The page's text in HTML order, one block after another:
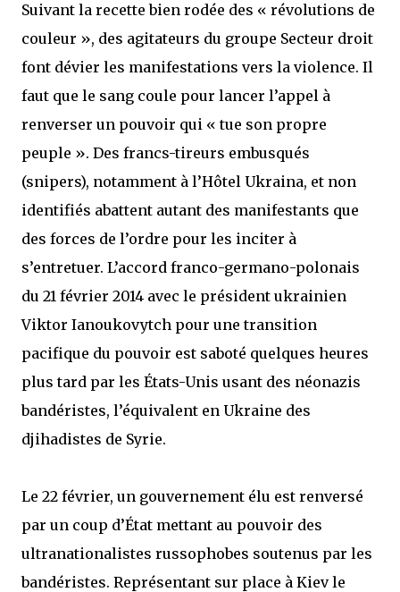
Suivant la recette bien rodée des « révolutions de
couleur », des agitateurs du groupe Secteur droit
font dévier les manifestations vers la violence. Il
faut que le sang coule pour lancer l’appel à
renverser un pouvoir qui « tue son propre
peuple ». Des francs-tireurs embusqués
(snipers), notamment à l’Hôtel Ukraina, et non
identifiés abattent autant des manifestants que
des forces de l’ordre pour les inciter à
s’entretuer. L’accord franco-germano-polonais
du 21 février 2014 avec le président ukrainien
Viktor Ianoukovytch pour une transition
pacifique du pouvoir est saboté quelques heures
plus tard par les États-Unis usant des néonazis
bandéristes, l’équivalent en Ukraine des
djihadistes de Syrie.
Le 22 février, un gouvernement élu est renversé
par un coup d’État mettant au pouvoir des
ultranationalistes russophobes soutenus par les
bandéristes. Représentant sur place à Kiev le